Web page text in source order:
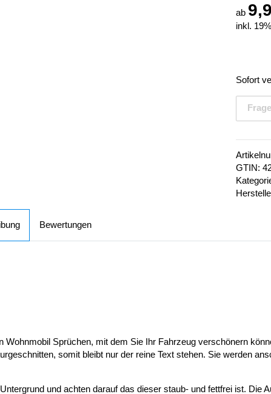
ab
inkl.
Sofort
GTIN:
Bewertungen
Wohnmobil Sprüchen, mit dem Sie Ihr Fahrzeug verschönern
somit bleibt nur der reine Text stehen. Sie werden
und achten darauf das dieser staub- und fettfrei ist.